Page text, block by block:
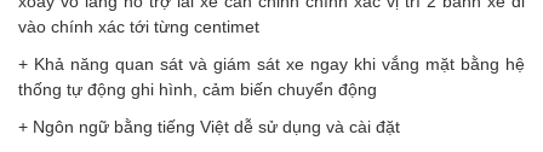
vào chính xác tới từng centimet
+ Khả năng quan sát và giám sát xe ngay khi vắng mặt bằng hệ
thống tự động ghi hình, cảm biến chuyển động
+ Ngôn ngữ bằng tiếng Việt dễ sử dụng và cài đặt